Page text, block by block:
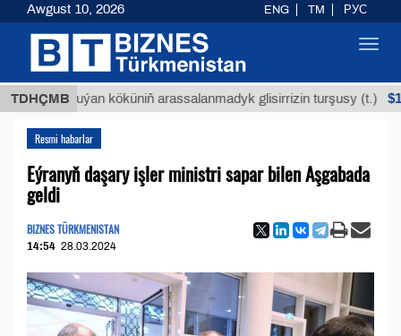
TDHÇMB
Buýan köküniň arassalanmadyk glisirrizin turşusy (t.)
Resmi habarlar
Eýranyň daşary işler ministri sapar bilen Aşgabada
geldi
BIZNES TÜRKMENISTAN
14:54 28.03.2024
Awgust 10, 2026 ENG TM РУС